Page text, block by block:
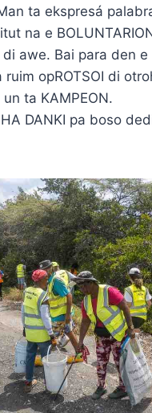
ta ekspresá
na e
di awe. Bai para den e
ruim opROTSOI di
ta KAMPEON.
DANKI pa boso